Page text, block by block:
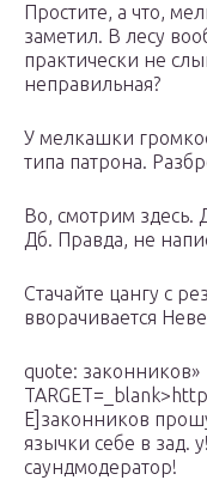
Простите, а что,
заметил. В лесу
практически не
неправильная?
У мелкашки
типа патрона.
Во, смотрим здесь.
Дб. Правда, не
Стачайте цангу с
вворачивается
quote: законников»
E]законников
язычки себе в зад.
саундмодератор!